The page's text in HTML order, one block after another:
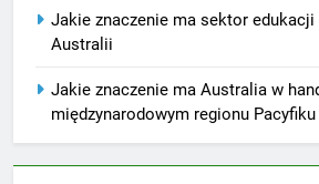
Jakie znaczenie ma sektor
Australii
Jakie znaczenie ma Australia w
międzynarodowym regionu Pacyfiku